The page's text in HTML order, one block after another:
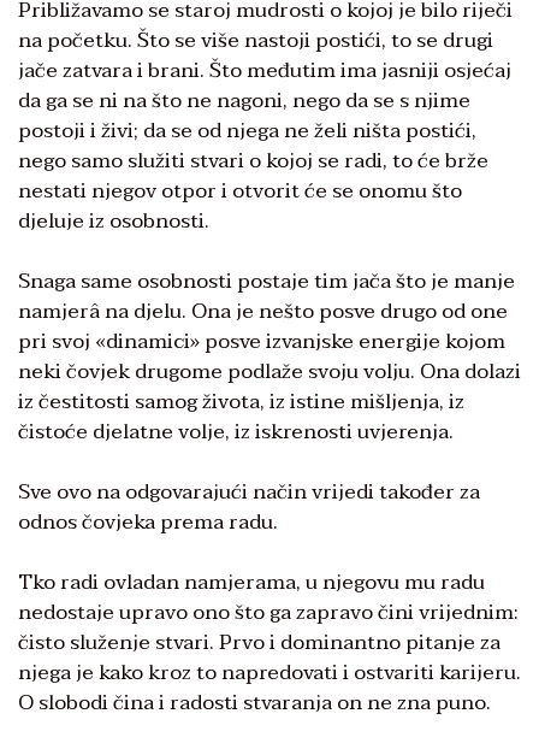
Približavamo se staroj mudrosti o kojoj je bilo riječi
na početku. Što se više nastoji postići, to se drugi
jače zatvara i brani. Što međutim ima jasniji osjećaj
da ga se ni na što ne nagoni, nego da se s njime
postoji i živi; da se od njega ne želi ništa postići,
nego samo služiti stvari o kojoj se radi, to će brže
nestati njegov otpor i otvorit će se onomu što
djeluje iz osobnosti.
Snaga same osobnosti postaje tim jača što je manje
namjerâ na djelu. Ona je nešto posve drugo od one
pri svoj «dinamici» posve izvanjske energije kojom
neki čovjek drugome podlaže svoju volju. Ona dolazi
iz čestitosti samog života, iz istine mišljenja, iz
čistoće djelatne volje, iz iskrenosti uvjerenja.
Sve ovo na odgovarajući način vrijedi također za
odnos čovjeka prema radu.
Tko radi ovladan namjerama, u njegovu mu radu
nedostaje upravo ono što ga zapravo čini vrijednim:
čisto služenje stvari. Prvo i dominantno pitanje za
njega je kako kroz to napredovati i ostvariti karijeru.
O slobodi čina i radosti stvaranja on ne zna puno.